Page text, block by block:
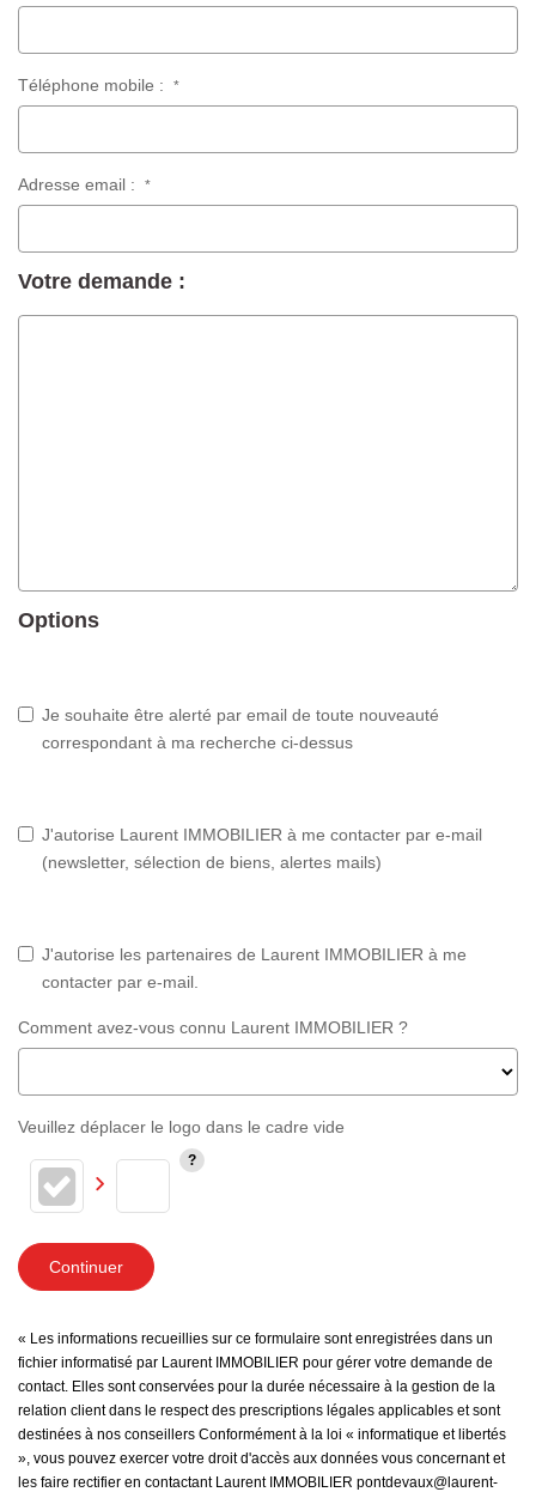
Téléphone mobile : *
Adresse email : *
Votre demande :
Options
Je souhaite être alerté par email de toute nouveauté
correspondant à ma recherche ci-dessus
J'autorise Laurent IMMOBILIER à me contacter par e-mail
(newsletter, sélection de biens, alertes mails)
J'autorise les partenaires de Laurent IMMOBILIER à me
contacter par e-mail.
Comment avez-vous connu Laurent IMMOBILIER ?
Veuillez déplacer le logo dans le cadre vide
Continuer
« Les informations recueillies sur ce formulaire sont enregistrées dans un
fichier informatisé par Laurent IMMOBILIER pour gérer votre demande de
contact. Elles sont conservées pour la durée nécessaire à la gestion de la
relation client dans le respect des prescriptions légales applicables et sont
destinées à nos conseillers Conformément à la loi « informatique et libertés
», vous pouvez exercer votre droit d'accès aux données vous concernant et
les faire rectifier en contactant Laurent IMMOBILIER pontdevaux@laurent-